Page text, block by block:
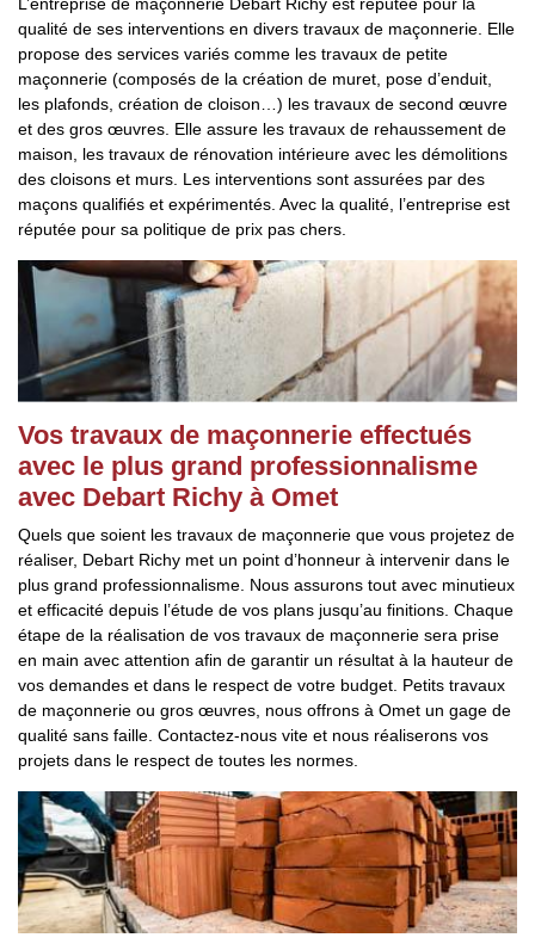
qualité de ses interventions en divers travaux de maçonnerie. Elle
propose des services variés comme les travaux de petite
maçonnerie (composés de la création de muret, pose d’enduit,
les plafonds, création de cloison…) les travaux de second œuvre
et des gros œuvres. Elle assure les travaux de rehaussement de
maison, les travaux de rénovation intérieure avec les démolitions
des cloisons et murs. Les interventions sont assurées par des
maçons qualifiés et expérimentés. Avec la qualité, l’entreprise est
réputée pour sa politique de prix pas chers.
Vos travaux de maçonnerie effectués
avec le plus grand professionnalisme
avec Debart Richy à Omet
Quels que soient les travaux de maçonnerie que vous projetez de
réaliser, Debart Richy met un point d’honneur à intervenir dans le
plus grand professionnalisme. Nous assurons tout avec minutieux
et efficacité depuis l’étude de vos plans jusqu’au finitions. Chaque
étape de la réalisation de vos travaux de maçonnerie sera prise
en main avec attention afin de garantir un résultat à la hauteur de
vos demandes et dans le respect de votre budget. Petits travaux
de maçonnerie ou gros œuvres, nous offrons à Omet un gage de
qualité sans faille. Contactez-nous vite et nous réaliserons vos
projets dans le respect de toutes les normes.